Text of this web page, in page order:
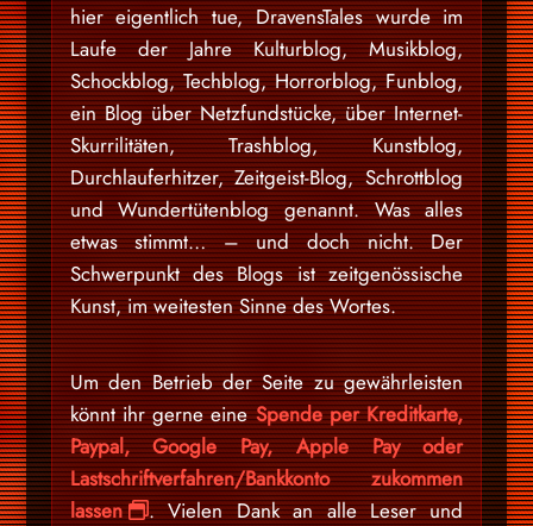
hier eigentlich tue, DravensTales wurde im
Laufe der Jahre Kulturblog, Musikblog,
Schockblog, Techblog, Horrorblog, Funblog,
ein Blog über Netzfundstücke, über Internet-
Skurrilitäten, Trashblog, Kunstblog,
Durchlauferhitzer, Zeitgeist-Blog, Schrottblog
und Wundertütenblog genannt. Was alles
etwas stimmt… – und doch nicht. Der
Schwerpunkt des Blogs ist zeitgenössische
Kunst, im weitesten Sinne des Wortes.
Um den Betrieb der Seite zu gewährleisten
könnt ihr gerne eineSpende per Kreditkarte,
Paypal, Google Pay, Apple Pay oder
Lastschriftverfahren/Bankkonto zukommen
lassen
. Vielen Dank an alle Leser und